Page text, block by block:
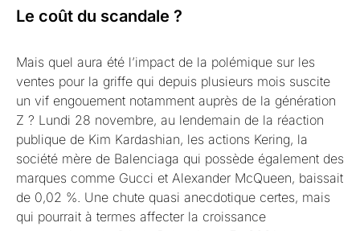
Le coût du scandale ?
Mais quel aura été l’impact de la polémique sur les
ventes pour la griffe qui depuis plusieurs mois suscite
un vif engouement notamment auprès de la génération
Z ? Lundi 28 novembre, au lendemain de la réaction
publique de Kim Kardashian, les actions Kering, la
société mère de Balenciaga qui possède également des
marques comme Gucci et Alexander McQueen, baissait
de 0,02 %. Une chute quasi anecdotique certes, mais
qui pourrait à termes affecter la croissance